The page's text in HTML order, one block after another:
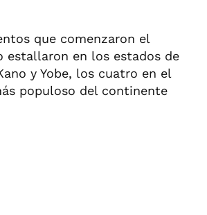
que comenzaron el
estallaron en los estados de
y Yobe, los cuatro en el
populoso del continente